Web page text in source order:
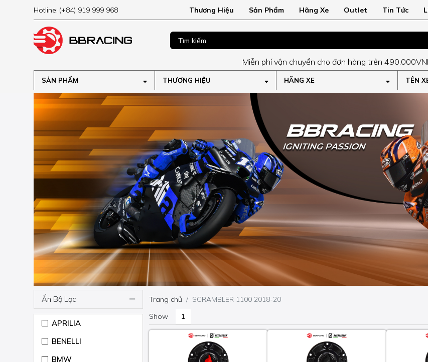
Hotline: (+84) 919 999 968 Thương Hiệu Sản Phẩm Hãng Xe Outlet Tin Tức
Miễn phí vận chuyển cho đơn hàng trên
SẢN PHẨM THƯƠNG HIỆU HÃNG XE TÊN
Ẩn Bộ Lọc
APRILIA
BENELLI
BMW
Trang chủ
SCRAMBLER 1100 2018-20
Show